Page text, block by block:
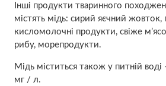
Інші продукти тваринного
містять мідь: сирий яєчний жовток,
кисломолочні продукти, свіже
рибу, морепродукти.
Мідь міститься також у питній воді
мг / л.